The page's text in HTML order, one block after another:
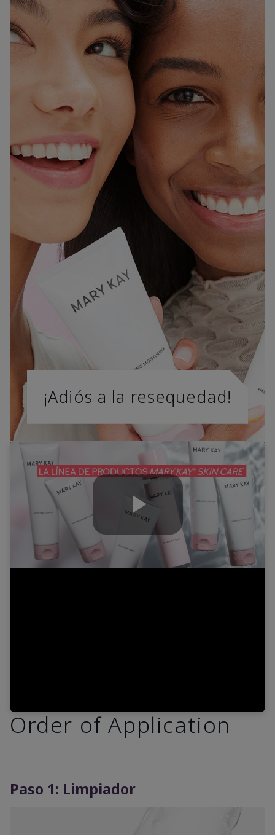
¡Adiós a la resequedad!
Play
Order of Application
Paso 1: Limpiador